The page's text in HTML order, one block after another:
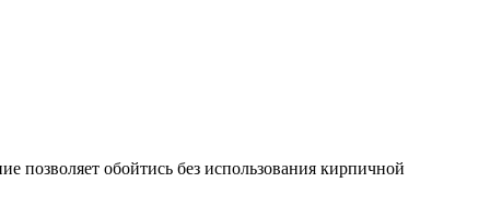
позволяет обойтись без использования кирпичной